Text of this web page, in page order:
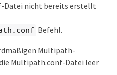
Datei nicht bereits erstellt
Befehl.
Multipath-
Multipath.conf-Datei leer